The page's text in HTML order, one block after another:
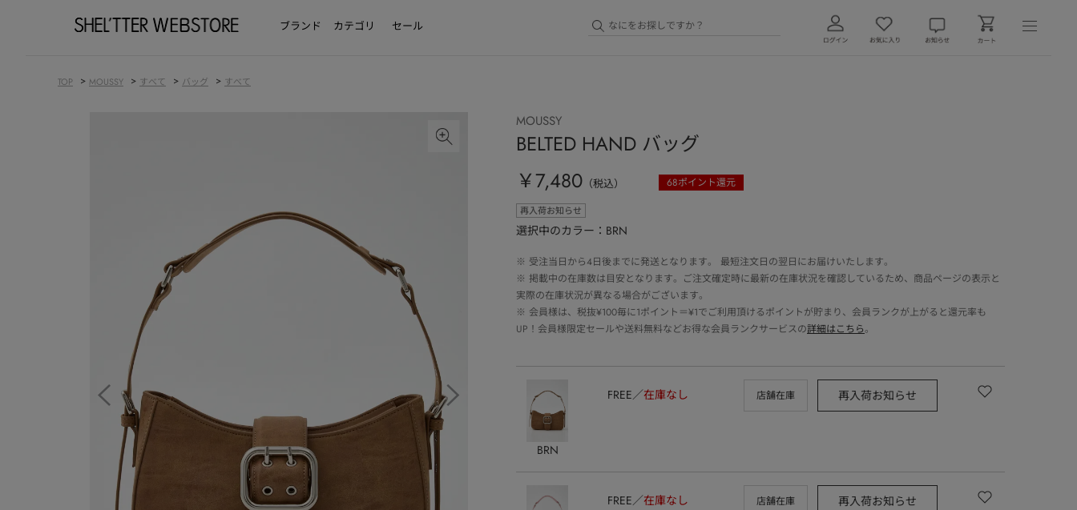
ブランド カテゴリ セール
TOP > MOUSSY > すべて > バッグ > すべて
MOUSSY
BELTED HAND バッグ
￥7,480 （税込） 68ポイント還元
再入荷お知らせ
選択中のカラー：BRN
※ 受注当日から4日後までに発送となります。 最短注文日の翌日にお届けいたします。
※ 掲載中の在庫数は目安となります。ご注文確定時に最新の在庫状況を確認しているため、商品ページの表示と
実際の在庫状況が異なる場合がございます。
※ 会員様は、税抜¥100毎に1ポイント＝¥1でご利用頂けるポイントが貯まり、会員ランクが上がると還元率も
UP！会員様限定セールや送料無料などお得な会員ランクサービスの詳細はこちら。
BRN
FREE 在庫なし 店舗在庫 再入荷お知らせ
FREE 在庫なし 店舗在庫 再入荷お知らせ